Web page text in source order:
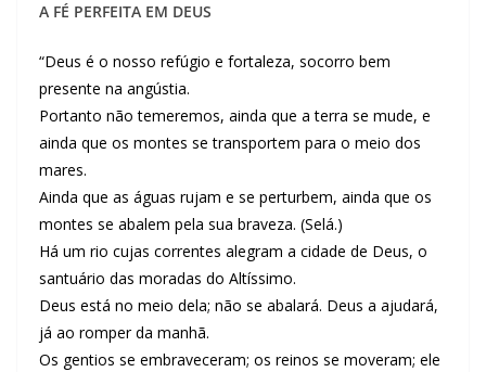
A FÉ PERFEITA EM DEUS
“Deus é o nosso refúgio e fortaleza, socorro bem
presente na angústia.
Portanto não temeremos, ainda que a terra se mude, e
ainda que os montes se transportem para o meio dos
mares.
Ainda que as águas rujam e se perturbem, ainda que os
montes se abalem pela sua braveza. (Selá.)
Há um rio cujas correntes alegram a cidade de Deus, o
santuário das moradas do Altíssimo.
Deus está no meio dela; não se abalará. Deus a ajudará,
já ao romper da manhã.
Os gentios se embraveceram; os reinos se moveram; ele